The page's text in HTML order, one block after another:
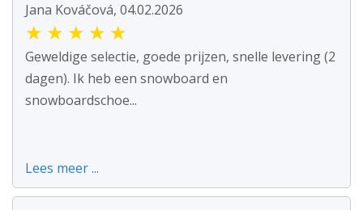
Jana Kováčová, 04.02.2026
★ ★ ★ ★ ★
Geweldige selectie, goede prijzen, snelle levering (2
dagen). Ik heb een snowboard en
snowboardschoe...
Lees meer ...